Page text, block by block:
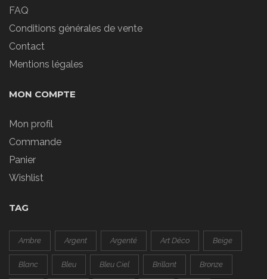
FAQ
Conditions générales de vente
Contact
Mentions légales
MON COMPTE
Mon profil
Commande
Panier
Wishlist
TAG
Ambre Argent Argenté Art Déco Beige
Blanc Bleu Bleu Ciel Brillant Bronze